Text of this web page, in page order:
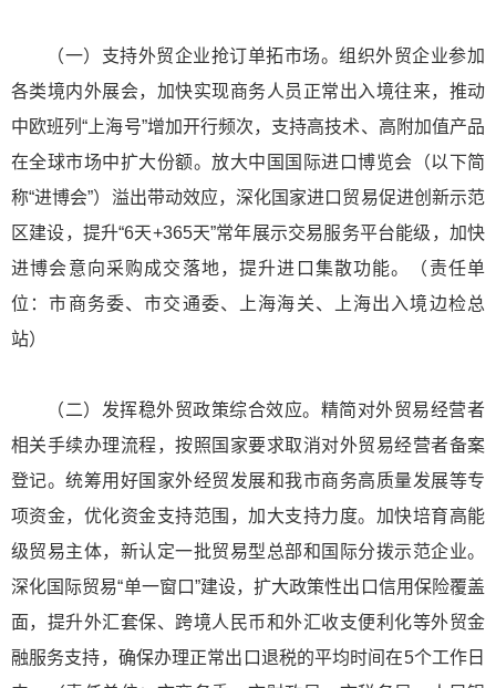
（一）支持外贸企业抢订单拓市场。组织外贸企业参加
各类境内外展会，加快实现商务人员正常出入境往来，推动
中欧班列“上海号”增加开行频次，支持高技术、高附加值产品
在全球市场中扩大份额。放大中国国际进口博览会（以下简
称“进博会”）溢出带动效应，深化国家进口贸易促进创新示范
区建设，提升“6天+365天”常年展示交易服务平台能级，加快
进博会意向采购成交落地，提升进口集散功能。（责任单
位：市商务委、市交通委、上海海关、上海出入境边检总
站）
（二）发挥稳外贸政策综合效应。精简对外贸易经营者
相关手续办理流程，按照国家要求取消对外贸易经营者备案
登记。统筹用好国家外经贸发展和我市商务高质量发展等专
项资金，优化资金支持范围，加大支持力度。加快培育高能
级贸易主体，新认定一批贸易型总部和国际分拨示范企业。
深化国际贸易“单一窗口”建设，扩大政策性出口信用保险覆盖
面，提升外汇套保、跨境人民币和外汇收支便利化等外贸金
融服务支持，确保办理正常出口退税的平均时间在5个工作日